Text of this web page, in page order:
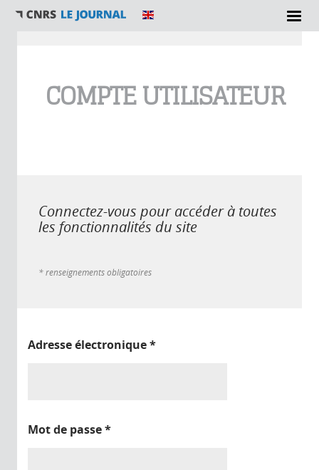
COMPTE UTILISATEUR
Connectez-vous pour accéder à toutes
les fonctionnalités du site
* renseignements obligatoires
Adresse électronique*
Mot de passe*